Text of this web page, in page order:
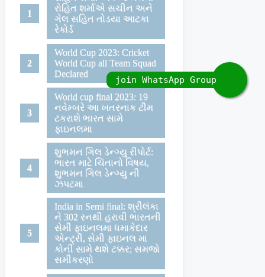
રોહિત શર્માએ સચીન અને
ગેલ સહિત તોડયા આટકા
રેકોર્ડ
World Cup 2023: Cricket
World Cup all Team Squad
Declared
World cup final 2023: 19
નવેમ્બરે આ ખતરનાક ટીમ
ટકરાશે ભારત સામે
ફાઇનલમા
શુભમન ગિલ ડેન્ગ્યુ રીપોર્ટ:
ભારત માટે ચિંતાનો વિષય,
શુભમન ગિલ ડેન્ગ્યુ ની
ઝપટમા
India in Semi final: શ્રીલંકા
ને 302 રનથી હરાવી ભારતની
સેમી ફાઇનલમા ધમાકેદાર
એન્ટ્રી, સેમી ફાઇનલ મા
કોની સામે થશે ટક્કર; સમજો
સમીકરણો